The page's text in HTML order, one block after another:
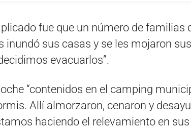
fue que un número de familias
inundó sus casas y se les mojaron
evacuarlos”.
“contenidos en el camping
Allí almorzaron, cenaron y
haciendo el relevamiento en